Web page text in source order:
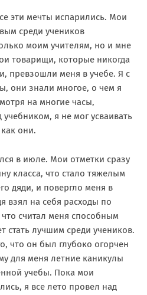
эти мечты испарились. Мои
среди учеников
моим учителям, но и мне
товарищи, которые никогда
превзошли меня в учебе. Я с
они знали многое, о чем я
на многие часы,
я не мог усваивать
они.
в июле. Мои отметки сразу
класса, что стало тяжелым
дяди, и повергло меня в
взял на себя расходы по
считал меня способным
стать лучшим среди учеников.
что он был глубоко огорчен
для меня летние каникулы
учебы. Пока мои
я все лето провел над